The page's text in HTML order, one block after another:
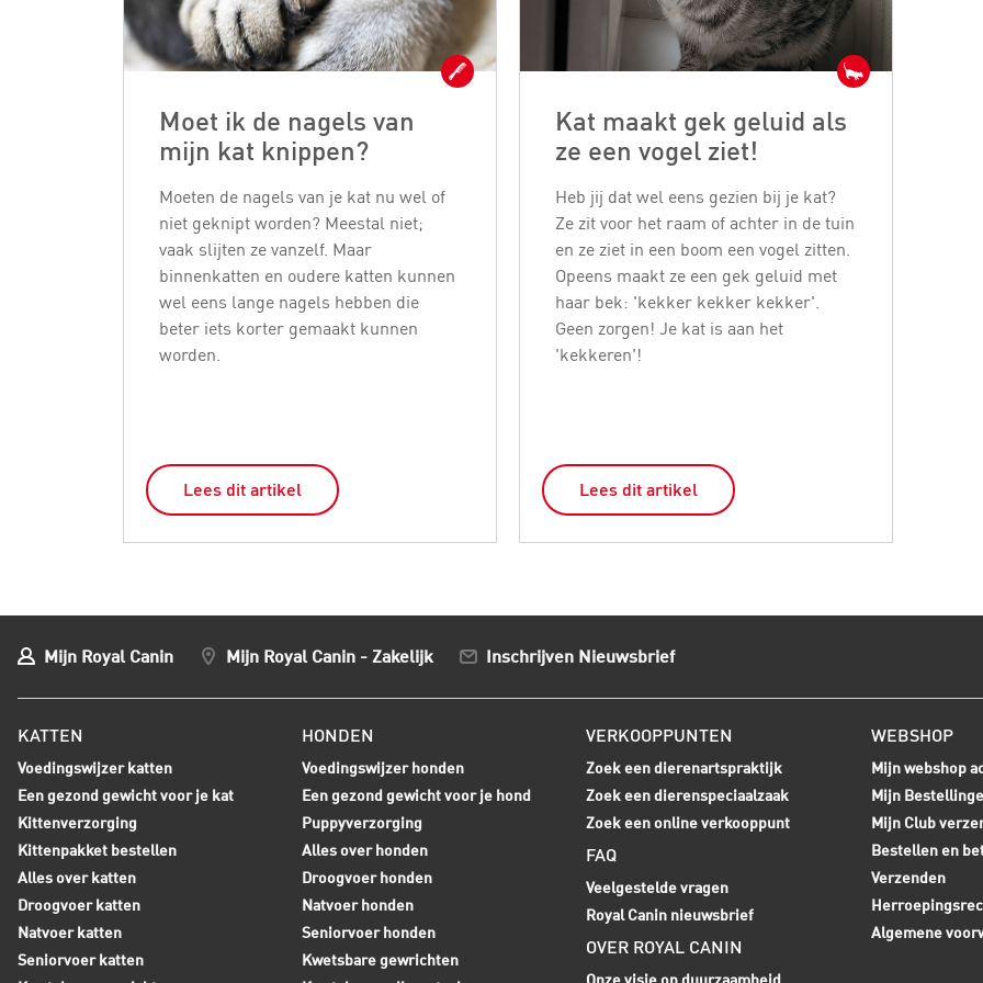
Moet ik de nagels van
mijn kat knippen?
Moeten de nagels van je kat nu wel of
niet geknipt worden? Meestal niet;
vaak slijten ze vanzelf. Maar
binnenkatten en oudere katten kunnen
wel eens lange nagels hebben die
beter iets korter gemaakt kunnen
worden.
Lees dit artikel
Kat maakt gek geluid als
ze een vogel ziet!
Heb jij dat wel eens gezien bij je kat?
Ze zit voor het raam of achter in de tuin
en ze ziet in een boom een vogel zitten.
Opeens maakt ze een gek geluid met
haar bek: 'kekker kekker kekker'.
Geen zorgen! Je kat is aan het
'kekkeren'!
Lees dit artikel
Mijn Royal Canin Mijn Royal Canin - Zakelijk Inschrijven Nieuwsbrief
KATTEN
Voedingswijzer katten
Een gezond gewicht voor je kat
Kittenverzorging
Kittenpakket bestellen
Alles over katten
Droogvoer katten
Natvoer katten
Seniorvoer katten
HONDEN
Voedingswijzer honden
Een gezond gewicht voor je hond
Puppyverzorging
Alles over honden
Droogvoer honden
Natvoer honden
Seniorvoer honden
Kwetsbare gewrichten
VERKOOPPUNTEN
Zoek een dierenartspraktijk
Zoek een dierenspeciaalzaak
Zoek een online verkooppunt
FAQ
Veelgestelde vragen
Royal Canin nieuwsbrief
OVER ROYAL CANIN
Onze visie op duurzaamheid
WEBSHOP
Mijn webshop
Mijn
Mijn Club
Bestellen en
Verzenden
Algemene